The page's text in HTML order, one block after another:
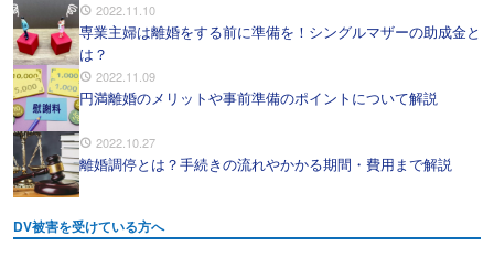
2022.11.10
専業主婦は離婚をする前に準備を！シングルマザーの助成金と
は？
2022.11.09
円満離婚のメリットや事前準備のポイントについて解説
2022.10.27
離婚調停とは？手続きの流れやかかる期間・費用まで解説
DV被害を受けている方へ